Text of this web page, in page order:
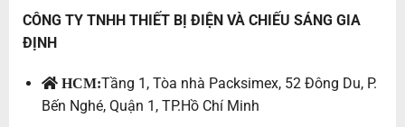
CÔNG TY TNHH THIẾT BỊ ĐIỆN VÀ CHIẾU SÁNG GIA
ĐỊNH
HCM:Tầng 1, Tòa nhà Packsimex, 52 Đông Du, P.
Bến Nghé, Quận 1, TP.Hồ Chí Minh